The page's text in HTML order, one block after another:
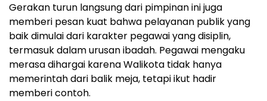
Gerakan turun langsung dari pimpinan ini juga
memberi pesan kuat bahwa pelayanan publik yang
baik dimulai dari karakter pegawai yang disiplin,
termasuk dalam urusan ibadah. Pegawai mengaku
merasa dihargai karena Walikota tidak hanya
memerintah dari balik meja, tetapi ikut hadir
memberi contoh.